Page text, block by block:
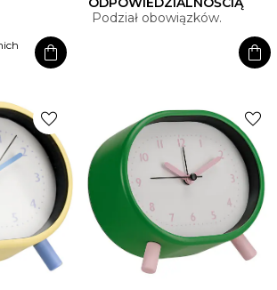
shopping_bag
Podział obowiązków.
shopping_bag
favorite favorite